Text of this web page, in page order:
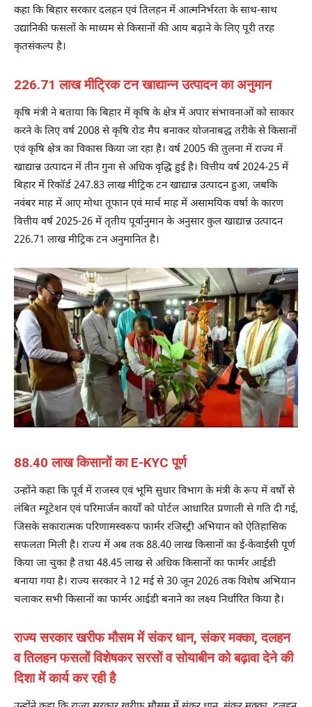
कहा कि बिहार सरकार दलहन एवं तिलहन में आत्मनिर्भरता के साथ-साथ
उद्यानिकी फसलों के माध्यम से किसानों की आय बढ़ाने के लिए पूरी तरह
कृतसंकल्प है।
226.71 लाख मीट्रिक टन खाद्यान्न उत्पादन का अनुमान
कृषि मंत्री ने बताया कि बिहार में कृषि के क्षेत्र में अपार संभावनाओं को साकार
करने के लिए वर्ष 2008 से कृषि रोड मैप बनाकर योजनाबद्ध तरीके से किसानों
एवं कृषि क्षेत्र का विकास किया जा रहा है। वर्ष 2005 की तुलना में राज्य में
खाद्यान्न उत्पादन में तीन गुना से अधिक वृद्धि हुई है। वित्तीय वर्ष 2024-25 में
बिहार में रिकॉर्ड 247.83 लाख मीट्रिक टन खाद्यान्न उत्पादन हुआ, जबकि
नवंबर माह में आए मोथा तूफान एवं मार्च माह में असामयिक वर्षा के कारण
वित्तीय वर्ष 2025-26 में तृतीय पूर्वानुमान के अनुसार कुल खाद्यान्न उत्पादन
226.71 लाख मीट्रिक टन अनुमानित है।
88.40 लाख किसानों का E-KYC पूर्ण
उन्होंने कहा कि पूर्व में राजस्व एवं भूमि सुधार विभाग के मंत्री के रूप में वर्षों से
लंबित म्यूटेशन एवं परिमार्जन कार्यों को पोर्टल आधारित प्रणाली से गति दी गई,
जिसके सकारात्मक परिणामस्वरूप फार्मर रजिस्ट्री अभियान को ऐतिहासिक
सफलता मिली है। राज्य में अब तक 88.40 लाख किसानों का ई-केवाईसी पूर्ण
किया जा चुका है तथा 48.45 लाख से अधिक किसानों का फार्मर आईडी
बनाया गया है। राज्य सरकार ने 12 मई से 30 जून 2026 तक विशेष अभियान
चलाकर सभी किसानों का फार्मर आईडी बनाने का लक्ष्य निर्धारित किया है।
राज्य सरकार खरीफ मौसम में संकर धान, संकर मक्का, दलहन
व तिलहन फसलों विशेषकर सरसों व सोयाबीन को बढ़ावा देने की
दिशा में कार्य कर रही है